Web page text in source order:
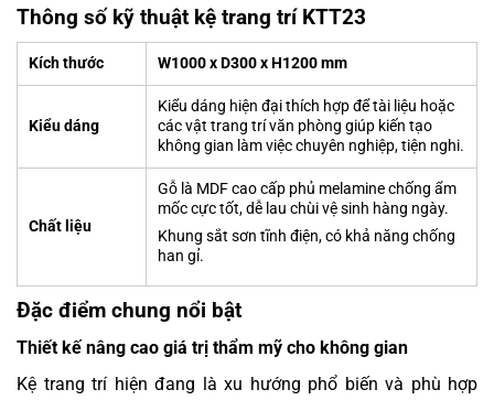
Thông số kỹ thuật kệ trang trí KTT23
Kích thước W1000 x D300 x H1200 mm
Kiểu dáng
Kiểu dáng hiện đại thích hợp để tài liệu hoặc
các vật trang trí văn phòng giúp kiến tạo
không gian làm việc chuyên nghiệp, tiện nghi.
Chất liệu
Gỗ là MDF cao cấp phủ melamine chống ẩm
mốc cực tốt, dễ lau chùi vệ sinh hàng ngày.
Khung sắt sơn tĩnh điện, có khả năng chống
han gỉ.
Đặc điểm chung nổi bật
Thiết kế nâng cao giá trị thẩm mỹ cho không gian
Kệ trang trí hiện đang là xu hướng phổ biến và phù hợp